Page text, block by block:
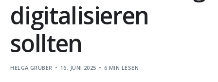
digitalisieren
sollten
HELGA GRUBER 16. JUNI 2025 6 MIN LESEN